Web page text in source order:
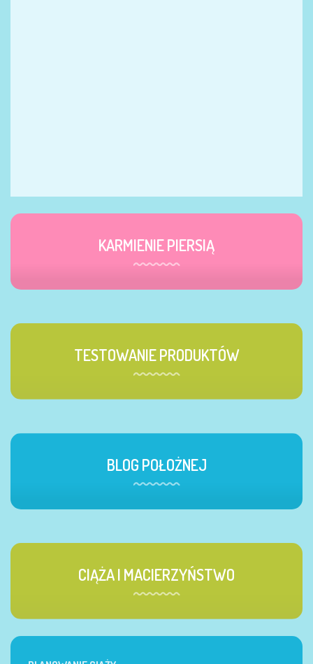
KARMIENIE PIERSIĄ
TESTOWANIE PRODUKTÓW
BLOG POŁOŻNEJ
CIĄŻA I MACIERZYŃSTWO